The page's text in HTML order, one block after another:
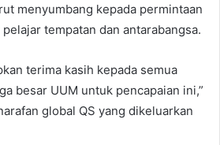
menyumbang kepada permintaan
tempatan dan antarabangsa.
terima kasih kepada semua
besar UUM untuk pencapaian ini,”
global QS yang dikeluarkan